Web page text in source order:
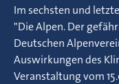
Im sechsten und
"Die Alpen. Der
Deutschen
Auswirkungen des
Veranstaltung vom